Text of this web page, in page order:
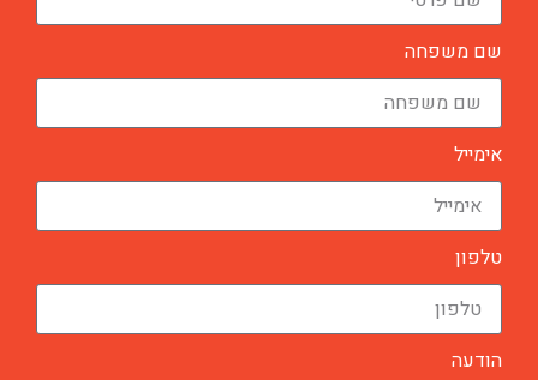
שם משפחה
אימייל
טלפון
הודעה